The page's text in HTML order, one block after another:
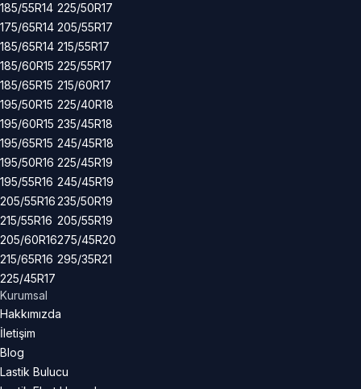
185/55R14
175/65R14
185/65R14
185/60R15
185/65R15
195/50R15
195/60R15
195/65R15
195/50R16
195/55R16
205/55R16
215/55R16
205/60R16
215/65R16
225/45R17
225/50R17
205/55R17
215/55R17
225/55R17
215/60R17
225/40R18
235/45R18
245/45R18
225/45R19
245/45R19
235/50R19
205/55R19
275/45R20
295/35R21
Kurumsal
Hakkımızda
İletişim
Blog
Lastik Bulucu